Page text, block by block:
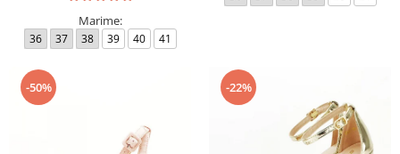
Marime:
36 37 38 39 40 41
-50% -22%